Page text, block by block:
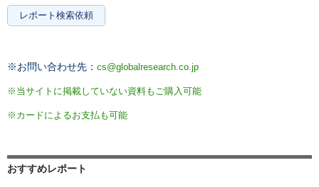
レポート検索依頼
※お問い合わせ先： cs@globalresearch.co.jp
※当サイトに掲載していない資料もご購入可能
※カードによるお支払も可能
おすすめレポート